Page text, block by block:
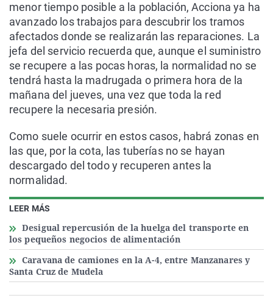
LEER MÁS
Desigual repercusión de la huelga del transporte en
los pequeños negocios de alimentación
Caravana de camiones en la A-4, entre Manzanares y
Santa Cruz de Mudela
menor tiempo posible a la población, Acciona ya ha
avanzado los trabajos para descubrir los tramos
afectados donde se realizarán las reparaciones. La
jefa del servicio recuerda que, aunque el suministro
se recupere a las pocas horas, la normalidad no se
tendrá hasta la madrugada o primera hora de la
mañana del jueves, una vez que toda la red
recupere la necesaria presión.
Como suele ocurrir en estos casos, habrá zonas en
las que, por la cota, las tuberías no se hayan
descargado del todo y recuperen antes la
normalidad.